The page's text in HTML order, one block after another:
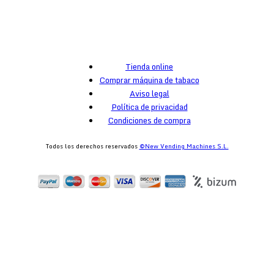
Tienda online
Comprar máquina de tabaco
Aviso legal
Política de privacidad
Condiciones de compra
Todos los derechos reservados ©New Vending Machines S.L.